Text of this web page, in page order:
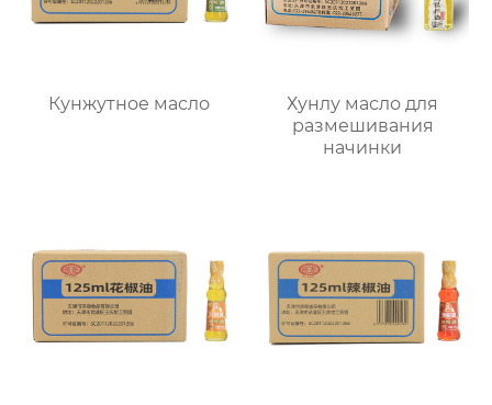
Кунжутное масло
Хунлу масло для
размешивания
начинки